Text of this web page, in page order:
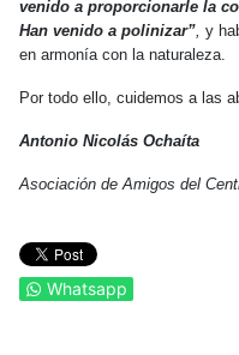
venido a proporcionarle la
Han venido a polinizar”, y
en armonía con la naturaleza.
Por todo ello, cuidemos a las
Antonio Nicolás Ochaíta
Asociación de Amigos del
Whatsapp